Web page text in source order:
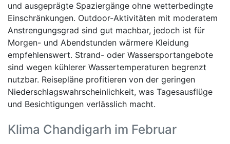
und ausgeprägte Spaziergänge ohne wetterbedingte
Einschränkungen. Outdoor-Aktivitäten mit moderatem
Anstrengungsgrad sind gut machbar, jedoch ist für
Morgen- und Abendstunden wärmere Kleidung
empfehlenswert. Strand- oder Wassersportangebote
sind wegen kühlerer Wassertemperaturen begrenzt
nutzbar. Reisepläne profitieren von der geringen
Niederschlagswahrscheinlichkeit, was Tagesausflüge
und Besichtigungen verlässlich macht.
Klima Chandigarh im Februar